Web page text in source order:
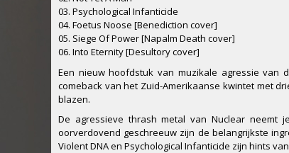
03. Psychological Infanticide
04. Foetus Noose [Benediction cover]
05. Siege Of Power [Napalm Death cover]
06. Into Eternity [Desultory cover]
Een nieuw hoofdstuk van muzikale agressie van
comeback van het Zuid-Amerikaanse kwintet met
blazen.
De agressieve thrash metal van Nuclear neemt
oorverdovend geschreeuw zijn de belangrijkste
Violent DNA en Psychological Infanticide zijn hints